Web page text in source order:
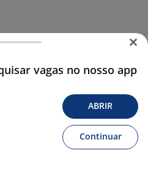
vagas no nosso app
ABRIR
Continuar